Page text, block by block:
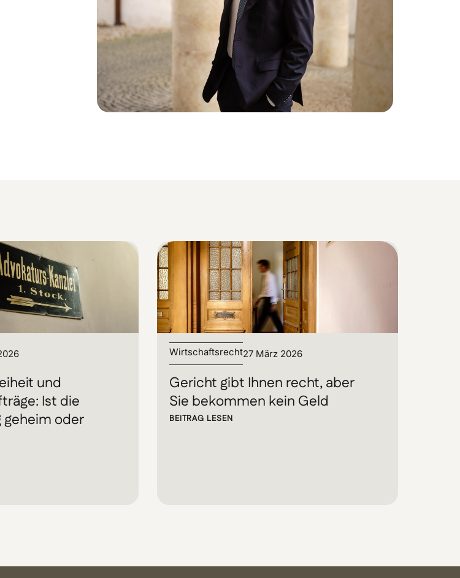
und
Ist die
geheim oder
Wirtschaftsrecht27 März 2026
Gericht gibt Ihnen recht, aber
Sie bekommen kein Geld
BEITRAG LESEN